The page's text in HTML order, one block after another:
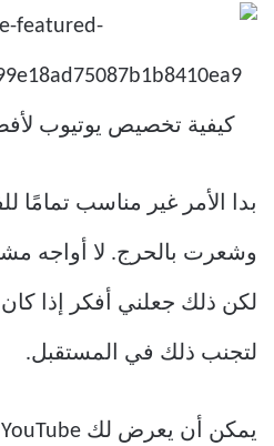
بدا الأمر غير مناسب تمامًا
وشعرت بالحرج. لا أواجه
لكن ذلك جعلني أفكر إذا
لتجنب ذلك في المستقبل.